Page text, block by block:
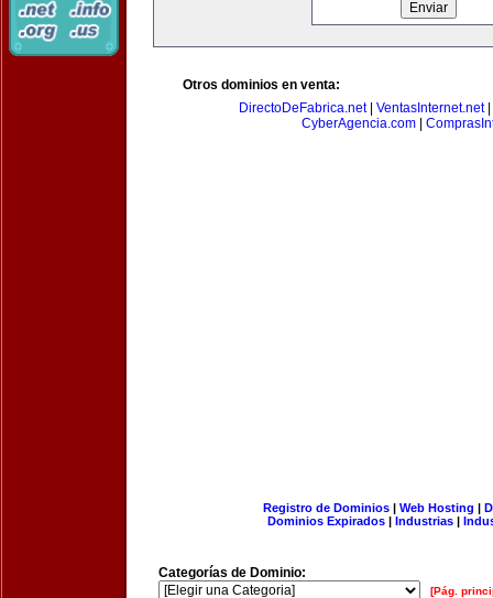
Otros dominios en venta:
DirectoDeFabrica.net| VentasInternet.net|
CyberAgencia.com
Registro de Dominios| Web Hosting |
Dominios Expirados | Industrias |
Categorías de Dominio:
[Pág.